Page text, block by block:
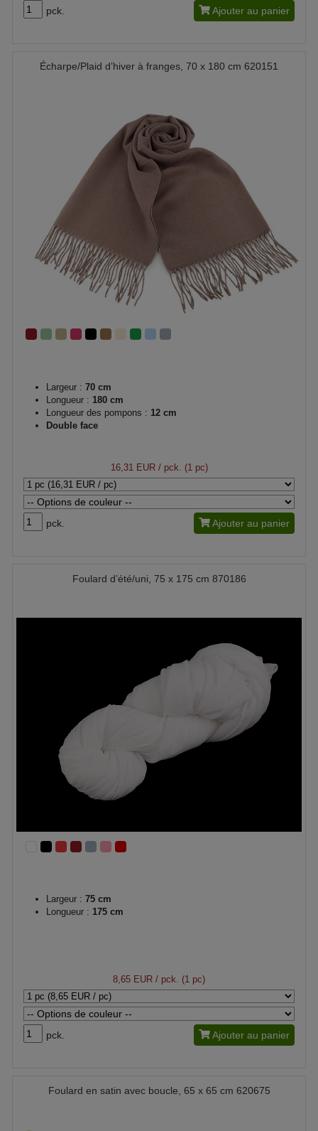
pck. Ajouter au panier
Écharpe/Plaid d’hiver à franges, 70 x 180 cm 620151
Largeur : 70 cm
Longueur : 180 cm
Longueur des pompons : 12 cm
Double face
16,31 EUR/ pck. (1 pc)
pck. Ajouter au panier
Foulard d’été/uni, 75 x 175 cm 870186
Largeur : 75 cm
Longueur : 175 cm
8,65 EUR / pck. (1 pc)
pck. Ajouter au panier
Foulard en satin avec boucle, 65 x 65 cm 620675